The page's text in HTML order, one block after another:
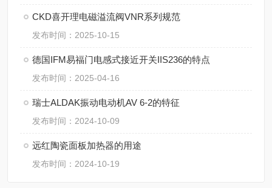
CKD喜开理电磁溢流阀VNR系列规范
发布时间：2025-10-15
德国IFM易福门电感式接近开关IIS236的特点
发布时间：2025-04-16
瑞士ALDAK振动电动机AV 6-2的特征
发布时间：2024-10-09
远红陶瓷面板加热器的用途
发布时间：2024-10-19